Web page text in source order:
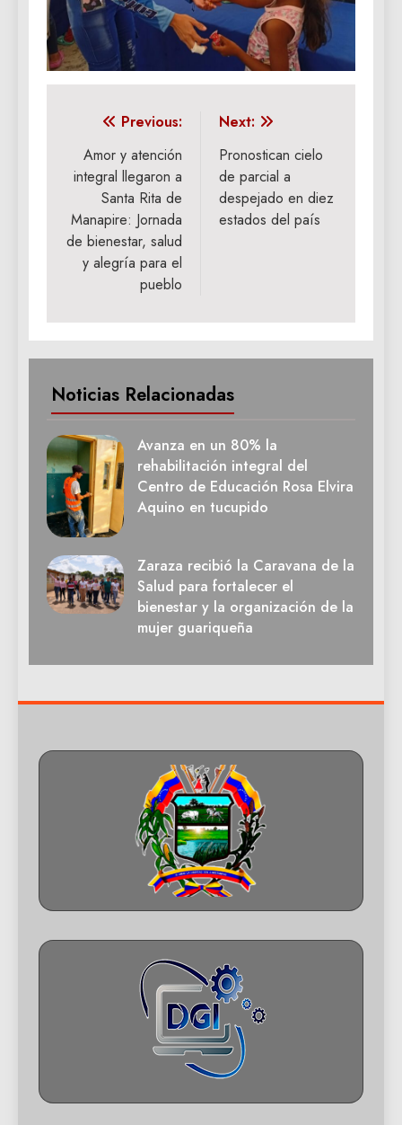
Navegación
de
entradas
Previous:
‎Amor y atención
integral llegaron a
Santa Rita de
Manapire: Jornada
de bienestar, salud
y alegría para el
pueblo
Next:
Pronostican cielo
de parcial a
despejado en diez
estados del país
Noticias Relacionadas
Avanza en un 80% la
rehabilitación integral del
Centro de Educación Rosa Elvira
Aquino en tucupido
Zaraza recibió la Caravana de la
Salud para fortalecer el
bienestar y la organización de la
mujer guariqueña